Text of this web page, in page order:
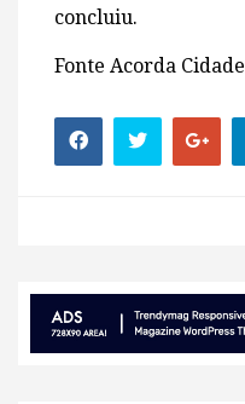
concluiu.
Fonte Acorda Cidade